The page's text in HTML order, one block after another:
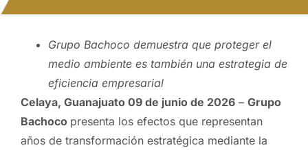
Grupo Bachoco demuestra que proteger el
medio ambiente es también una estrategia de
eficiencia empresarial
Celaya, Guanajuato 09 de junio de 2026 – Grupo
Bachoco presenta los efectos que representan
años de transformación estratégica mediante la